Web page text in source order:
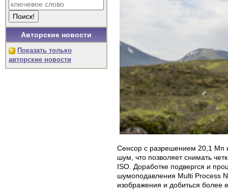
Авторские новости
Показать только
авторские новости
Сенсор с разрешением 20,1 Мп
шум, что позволяет снимать
ISO. Доработке подвергся и
шумоподавления Multi Process
изображения и добиться более